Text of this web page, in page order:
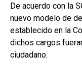
De acuerdo con la
nuevo modelo de
establecido en la
dichos cargos
ciudadano.